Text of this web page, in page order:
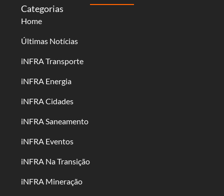
Categorias
Home
Últimas Notícias
iNFRA Transporte
iNFRA Energia
iNFRA Cidades
iNFRA Saneamento
iNFRA Eventos
iNFRA Na Transição
iNFRA Mineração